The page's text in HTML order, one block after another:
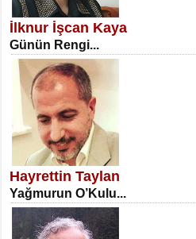
Erkenlik...
NECLA DİLEK ARSLAN
Öğretmenler Günü Mahkemesi...
İlknur İşcan Kaya
Günün Rengi...
Hayrettin Taylan
Yağmurun O’Kulu...